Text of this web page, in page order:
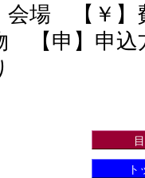
会場 【￥
【申】申
ト